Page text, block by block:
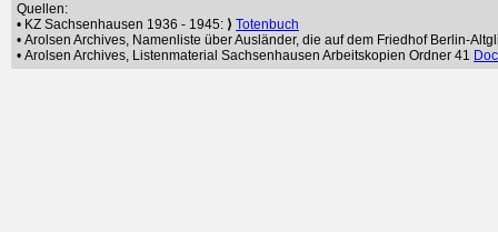
Quellen:
• KZ Sachsenhausen 1936 - 1945: ⟩ Totenbuch
• Arolsen Archives, Namenliste über Ausländer, die auf dem Friedhof Berlin-
• Arolsen Archives, Listenmaterial Sachsenhausen Arbeitskopien Ordner 41